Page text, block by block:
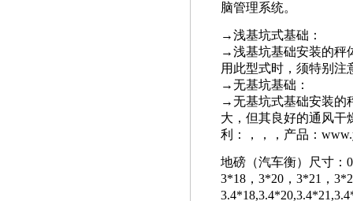
脑管理系统。
→浅基坑式基础：
→浅基坑基础安装的秤
用此型式时，须特别注
→无基坑基础：
→无基坑式基础安装的
大，但其良好的通风干
利：，，，产品：
地磅（汽车衡）尺寸：
3*18，3*20，3*21，